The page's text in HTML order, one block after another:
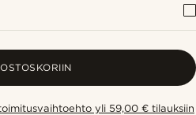
yli 59,00 € tilauksiin